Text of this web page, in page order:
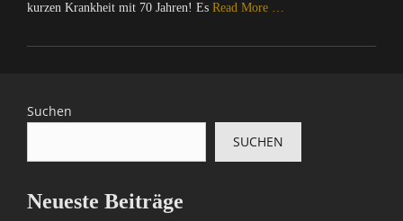
kurzen Krankheit mit 70 Jahren! Es Read More …
Categories
p
t
r
Suchen
SUCHEN
Neueste Beiträge